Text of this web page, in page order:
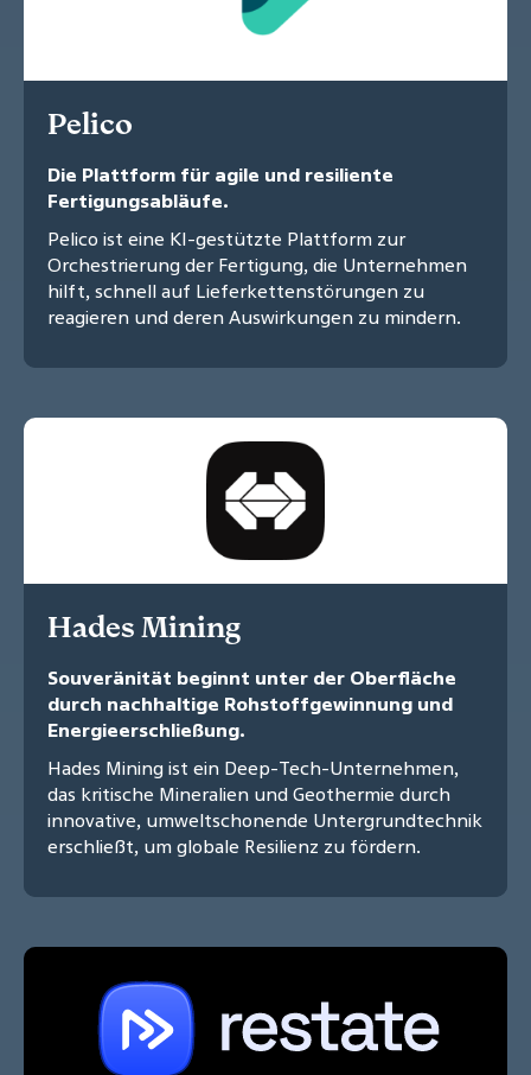
Pelico
Die Plattform für agile und resiliente
Fertigungsabläufe.
Pelico ist eine KI-gestützte Plattform zur
Orchestrierung der Fertigung, die Unternehmen
hilft, schnell auf Lieferkettenstörungen zu
reagieren und deren Auswirkungen zu mindern.
Hades Mining
Souveränität beginnt unter der Oberfläche
durch nachhaltige Rohstoffgewinnung und
Energieerschließung.
Hades Mining ist ein Deep-Tech-Unternehmen,
das kritische Mineralien und Geothermie durch
innovative, umweltschonende Untergrundtechnik
erschließt, um globale Resilienz zu fördern.